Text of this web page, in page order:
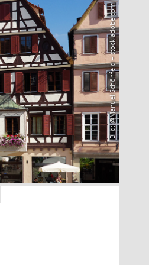
Bild: @Manuel Schönfeld – stock.adobe.com